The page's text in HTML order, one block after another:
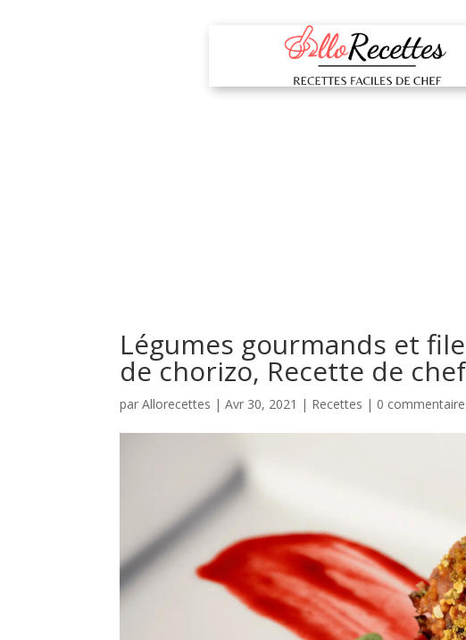
Légumes gourmands et
de chorizo, Recette de chef
parAllorecettes |Avr 30, 2021 | Recettes | 0